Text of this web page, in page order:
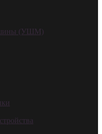
(УШМ)